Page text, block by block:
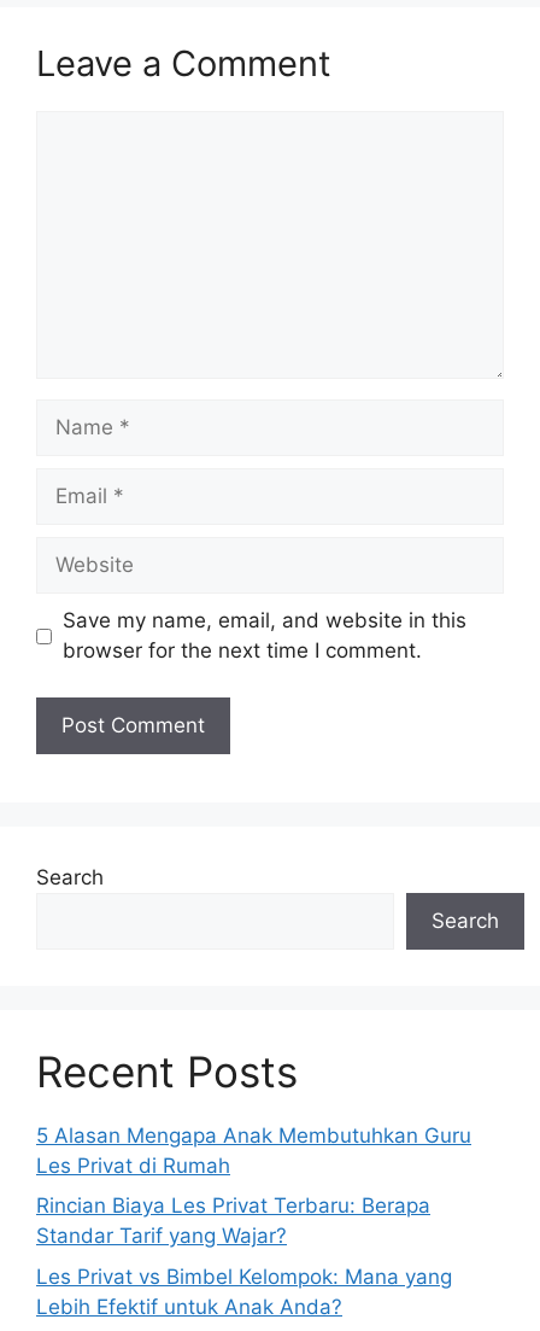
Leave a Comment
Name
Email
Website
Save my name, email, and website in this
browser for the next time I comment.
Search
Search
Recent Posts
5 Alasan Mengapa Anak Membutuhkan Guru
Les Privat di Rumah
Rincian Biaya Les Privat Terbaru: Berapa
Standar Tarif yang Wajar?
Les Privat vs Bimbel Kelompok: Mana yang
Lebih Efektif untuk Anak Anda?